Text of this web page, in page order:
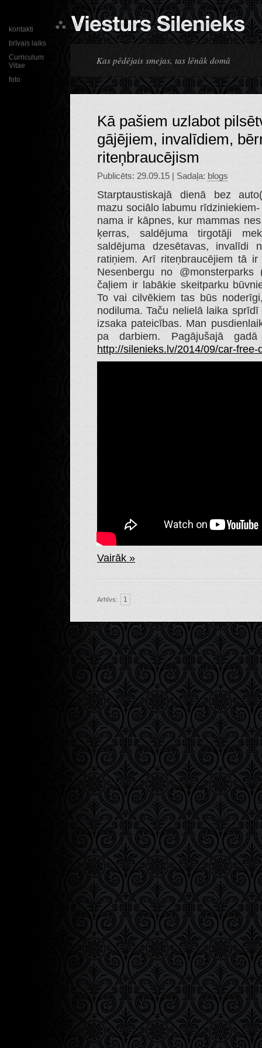
Kas pēdējais smejas, tas lēnāk domā
kontakti
brīvais laiks
Curriculum
Vitae
foto
Kā pašiem uzlabot
gājējiem, invalīdiem,
riteņbraucējism
Publicēts: 29.09.15 | Sadaļa: blogs
Starptaustiskajā dienā bez
mazu sociālo labumu
nama ir kāpnes, kur mammas
ķerras, saldējuma tirgotāji
saldējuma dzesētavas,
ratiņiem. Arī riteņbraucējiem tā
Nesenbergu no
čaļiem ir labākie skeitparku
To vai cilvēkiem tas būs
nodiluma. Taču nelielā laika
izsaka pateicības. Man
pa darbiem. Pagājušajā
http://silenieks.lv/2014/09/car-free-
Vairāk »
Arhīvs: 1